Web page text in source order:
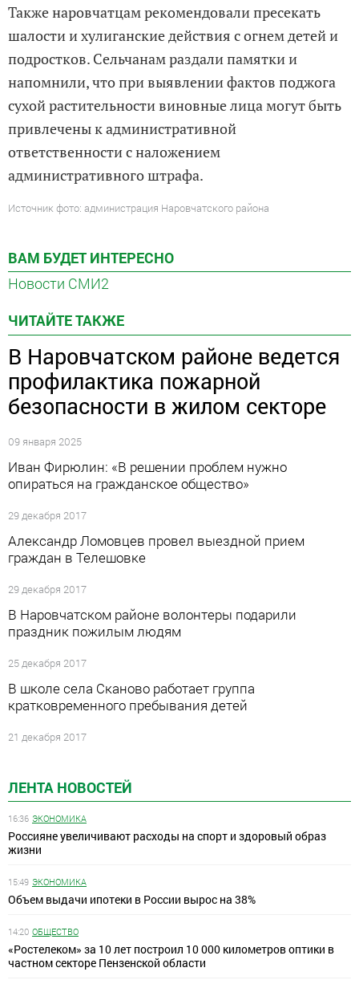
ЛЕНТА НОВОСТЕЙ
16:36 ЭКОНОМИКА
Россияне увеличивают расходы на спорт и здоровый образ
жизни
15:49 ЭКОНОМИКА
Объем выдачи ипотеки в России вырос на 38%
14:20 ОБЩЕСТВО
«Ростелеком» за 10 лет построил 10 000 километров оптики в
частном секторе Пензенской области
Также наровчатцам рекомендовали пресекать
шалости и хулиганские действия с огнем детей и
подростков. Сельчанам раздали памятки и
напомнили, что при выявлении фактов поджога
сухой растительности виновные лица могут быть
привлечены к административной
ответственности с наложением
административного штрафа.
Источник фото: администрация Наровчатского района
ВАМ БУДЕТ ИНТЕРЕСНО
Новости СМИ2
ЧИТАЙТЕ ТАКЖЕ
В Наровчатском районе ведется
профилактика пожарной
безопасности в жилом секторе
09 января 2025
Иван Фирюлин: «В решении проблем нужно
опираться на гражданское общество»
29 декабря 2017
Александр Ломовцев провел выездной прием
граждан в Телешовке
29 декабря 2017
В Наровчатском районе волонтеры подарили
праздник пожилым людям
25 декабря 2017
В школе села Сканово работает группа
кратковременного пребывания детей
21 декабря 2017